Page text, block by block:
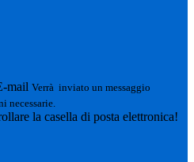
mail Verrà inviato un messaggio
necessarie.
la casella di posta elettronica!